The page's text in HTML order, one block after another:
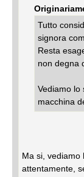
Tutto
signora
Resta
non degna
Vediamo lo
macchina
Ma si, vediamo
attentamente,